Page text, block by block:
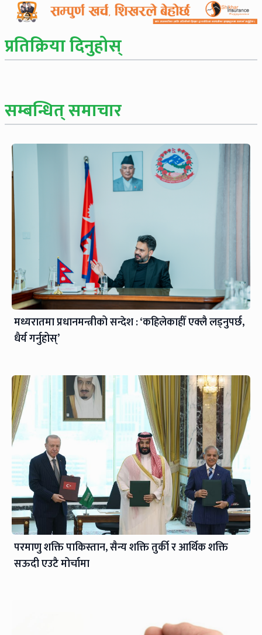
प्रतिक्रिया दिनुहोस्
सम्बन्धित् समाचार
मध्यरातमा प्रधानमन्त्रीको सन्देश : ‘कहिलेकाहीँ एक्लै लड्नुपर्छ,
धैर्य गर्नुहोस्’
परमाणु शक्ति पाकिस्तान, सैन्य शक्ति तुर्की र आर्थिक शक्ति
सऊदी एउटै मोर्चामा